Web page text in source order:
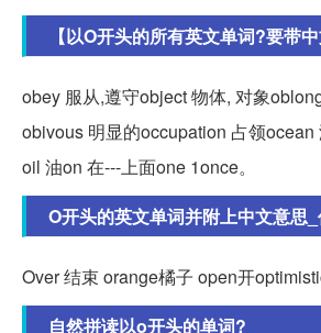
【以O开头的所有英文单词?要带
obey 服从,遵守object 物体, 对象
obivous 明显的occupation 占领ocean
oil 油on 在---上面one 1once。
O开头的英文单词并附上中文意思
Over 结束 orange橘子 open开
自然拼读以o开头的单词?